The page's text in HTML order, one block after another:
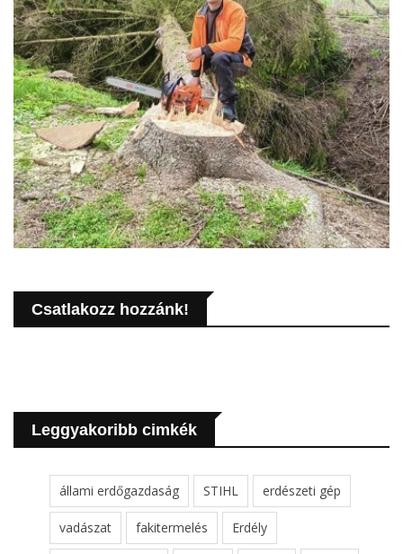
Csatlakozz hozzánk!
Leggyakoribb cimkék
állami erdőgazdaság STIHL erdészeti gép
vadászat fakitermelés Erdély